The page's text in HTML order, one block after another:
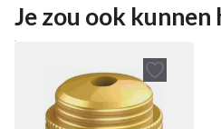
Je zou ook kunnen